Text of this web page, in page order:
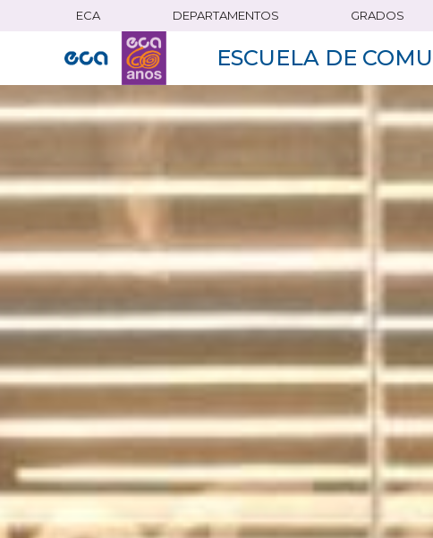
contenido
principal
ECA DEPARTAMENTOS GRADOS
ESCUELA DE